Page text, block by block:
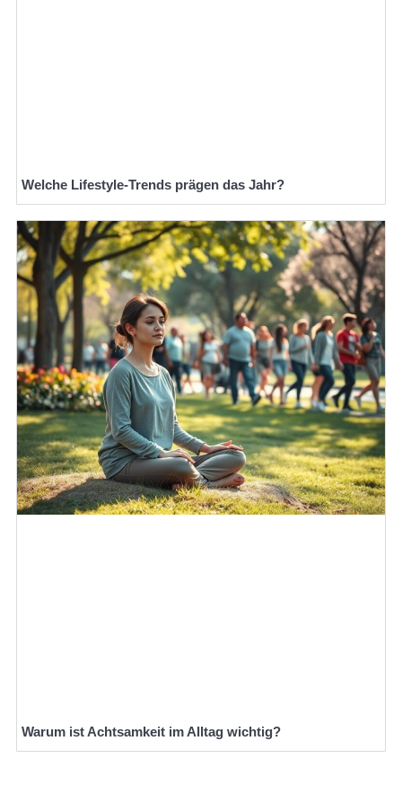
Welche Lifestyle-Trends prägen das Jahr?
Warum ist Achtsamkeit im Alltag wichtig?